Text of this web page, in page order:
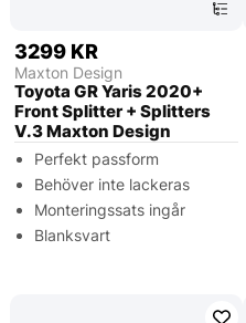
3299 KR
Maxton Design
Toyota GR Yaris 2020+
Front Splitter + Splitters
V.3 Maxton Design
Perfekt passform
Behöver inte lackeras
Monteringssats ingår
Blanksvart